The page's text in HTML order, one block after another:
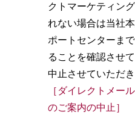
クトマーケティン
れない場合は当社
ポートセンターま
ることを確認させ
中止させていただき
［ダイレクトメー
のご案内の中止］